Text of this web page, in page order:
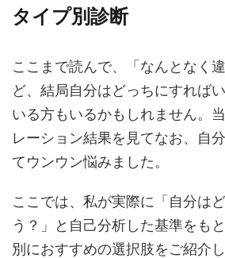
タイプ別診断
ここまで読んで、「なんとなく
ど、結局自分はどっちにすれば
いる方もいるかもしれません。
レーション結果を見てなお、自
てウンウン悩みました。
ここでは、私が実際に「自分は
う？」と自己分析した基準をも
別におすすめの選択肢をご紹介し